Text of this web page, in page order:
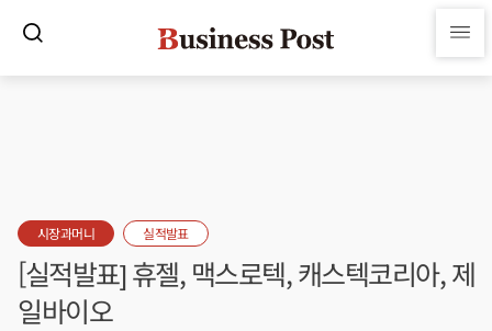
시장과머니 실적발표
[실적발표] 휴젤, 맥스로텍, 캐스텍코리아, 제
일바이오